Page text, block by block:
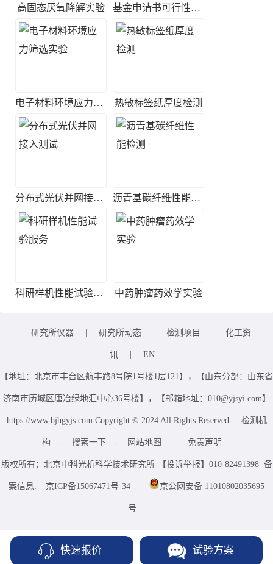
高固态厌氧降解实验 基金申请书可行性评估
电子材料环境应力筛选实验 热敏标签纸厚度检测
分布式光伏并网接入测试 沥青基碳纤维性能检测
科研样机性能试验服务 中药肿瘤药效学实验
研究所仪器 研究所动态 检测项目 化工资
讯 EN
【地址：北京市丰台区航丰路8号院1号楼1层121】，【山东分部：山东省
济南市历城区唐冶绿地汇中心36号楼】，【邮箱地址：010@yjsyi.com】
https://www.bjhgyjs.com Copyright © 2024 All Rights Reserved- 检测机
构 - 搜索一下 - 网站地图 - 免责声明
版权所有：北京中科光析科学技术研究所-【投诉举报】010-82491398 备
案信息: 京ICP备15067471号-34 京公网安备 11010802035695
号
快速报价 试验方案